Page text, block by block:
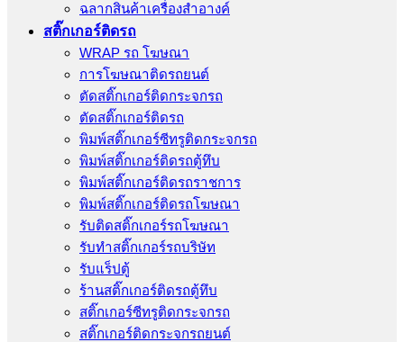
ฉลากสินค้าเครื่องสำอางค์
สติ๊กเกอร์ติดรถ
WRAP รถ โฆษณา
การโฆษณาติดรถยนต์
ตัดสติ๊กเกอร์ติดกระจกรถ
ตัดสติ๊กเกอร์ติดรถ
พิมพ์สติ๊กเกอร์ซีทรูติดกระจกรถ
พิมพ์สติ๊กเกอร์ติดรถตู้ทึบ
พิมพ์สติ๊กเกอร์ติดรถราชการ
พิมพ์สติ๊กเกอร์ติดรถโฆษณา
รับติดสติ๊กเกอร์รถโฆษณา
รับทำสติ๊กเกอร์รถบริษัท
รับแร็ปตู้
ร้านสติ๊กเกอร์ติดรถตู้ทึบ
สติ๊กเกอร์ซีทรูติดกระจกรถ
สติ๊กเกอร์ติดกระจกรถยนต์